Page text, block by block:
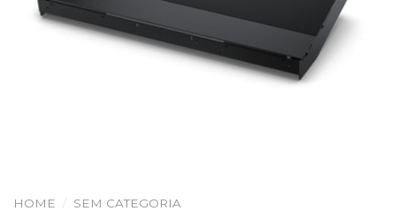
HOME SEM CATEGORIA